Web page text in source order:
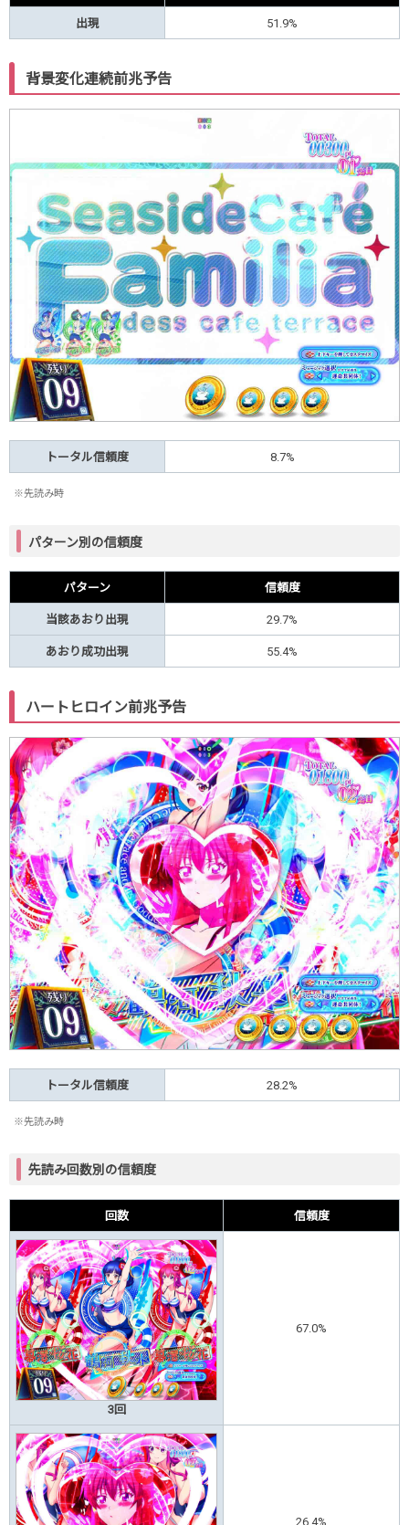
出現 51.9%
背景変化連続前兆予告
トータル信頼度 8.7%
※先読み時
パターン別の信頼度
パターン 信頼度
当該あおり出現 29.7%
あおり成功出現 55.4%
ハートヒロイン前兆予告
トータル信頼度 28.2%
※先読み時
先読み回数別の信頼度
回数 信頼度
3回
67.0%
26.4%